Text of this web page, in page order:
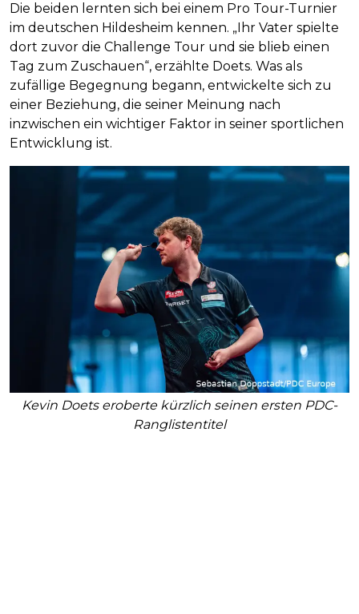
Die beiden lernten sich bei einem Pro Tour-Turnier
im deutschen Hildesheim kennen. „Ihr Vater spielte
dort zuvor die Challenge Tour und sie blieb einen
Tag zum Zuschauen“, erzählte Doets. Was als
zufällige Begegnung begann, entwickelte sich zu
einer Beziehung, die seiner Meinung nach
inzwischen ein wichtiger Faktor in seiner sportlichen
Entwicklung ist.
Kevin Doets eroberte kürzlich seinen ersten PDC-
Ranglistentitel